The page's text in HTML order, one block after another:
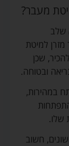
מעבר?
שלב
למיטת
שכן
ובטוחה.
במהירות,
שלו.
חשוב